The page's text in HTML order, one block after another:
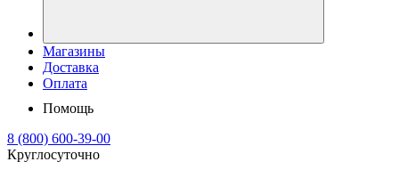
Магазины
Доставка
Оплата
Помощь
8 (800) 600-39-00
Круглосуточно